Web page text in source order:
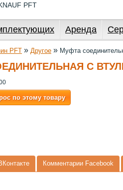
PFT
Аренда
PFT » Другое » Муфта
С
по этому товару
Комментарии Facebook